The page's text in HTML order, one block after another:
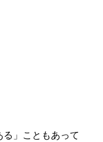
」こともあって